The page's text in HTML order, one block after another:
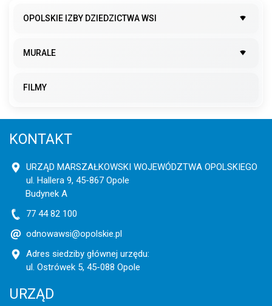
OPOLSKIE IZBY DZIEDZICTWA WSI
MURALE
FILMY
KONTAKT
URZĄD MARSZAŁKOWSKI WOJEWÓDZTWA OPOLSKIEGO
ul. Hallera 9, 45-867 Opole
Budynek A
77 44 82 100
odnowawsi@opolskie.pl
Adres siedziby głównej urzędu:
ul. Ostrówek 5, 45-088 Opole
URZĄD